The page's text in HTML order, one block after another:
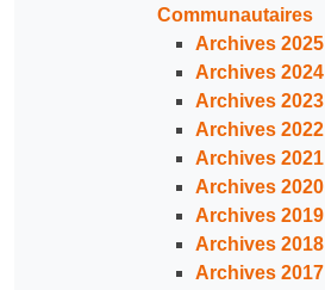
Communautaires
Archives 2025
Archives 2024
Archives 2023
Archives 2022
Archives 2021
Archives 2020
Archives 2019
Archives 2018
Archives 2017